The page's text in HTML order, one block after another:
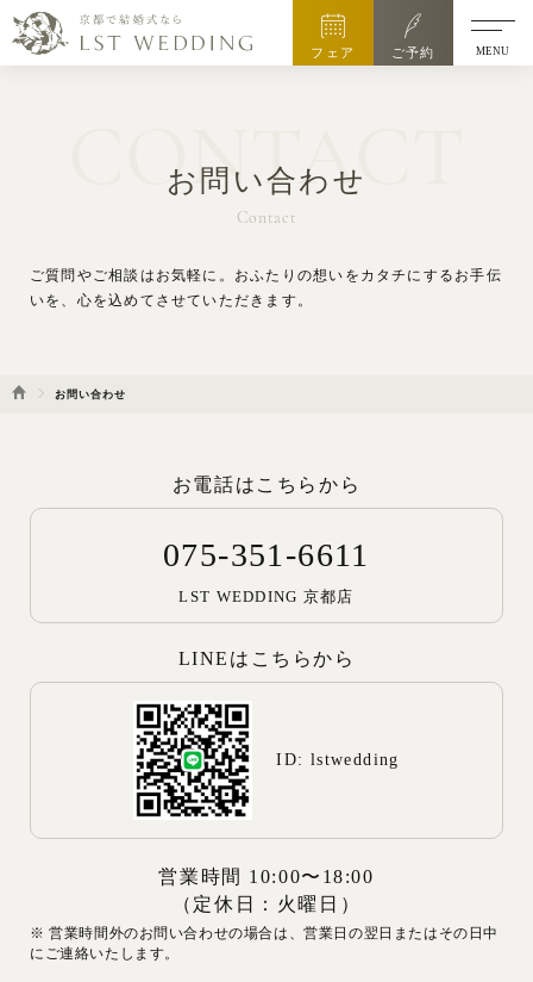
フェア ご予約 MENU
お問い合わせ
Contact
CONTACT
ご質問やご相談はお気軽に。 おふたりの想いをカタチにするお手伝
いを、心を込めてさせていただきます。
お問い合わせ
お電話はこちらから
075-351-6611
LST WEDDING 京都店
LINEはこちらから
ID: lstwedding
営業時間 10:00〜18:00
（定休日：火曜日）
※ 営業時間外のお問い合わせの場合は、営業日の翌日またはその日中
にご連絡いたします。